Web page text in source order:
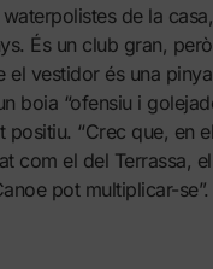
de la
És un club gran,
el vestidor és una
boia “ofensiu i
positiu. “Crec que, en
com el del Terrassa,
pot multiplicar-se”.